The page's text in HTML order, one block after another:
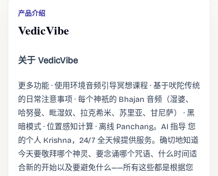
产品介绍
VedicVibe
关于 VedicVibe
更多功能 · 使用环境音频引导冥想课程 · 基于吠陀传统
的日常注意事项 · 每个神祇的 Bhajan 音频（湿婆、
哈努曼、毗湿奴、拉克希米、苏里亚、甘尼萨） · 黑
暗模式 · 位置感知计算 · 离线 Panchang。AI 指导 您
的个人 Krishna，24/7 全天候提供服务。确切地知道
今天要敬拜哪个神灵、要念诵哪个咒语、什么时间适
合新的开始以及要避免什么——所有这些都是根据您